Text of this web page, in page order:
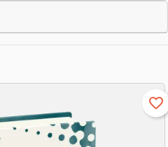
favorite_border